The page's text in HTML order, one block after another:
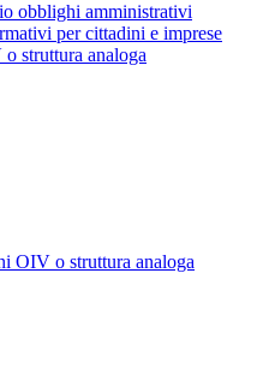
obblighi amministrativi
per cittadini e imprese
struttura analoga
OIV o struttura analoga